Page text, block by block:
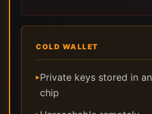
COLD WALLET
▸Private keys stored in
chip